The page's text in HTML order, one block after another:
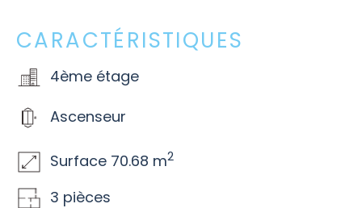
CARACTÉRISTIQUES
4ème étage
Ascenseur
Surface 70.68 m2
3 pièces